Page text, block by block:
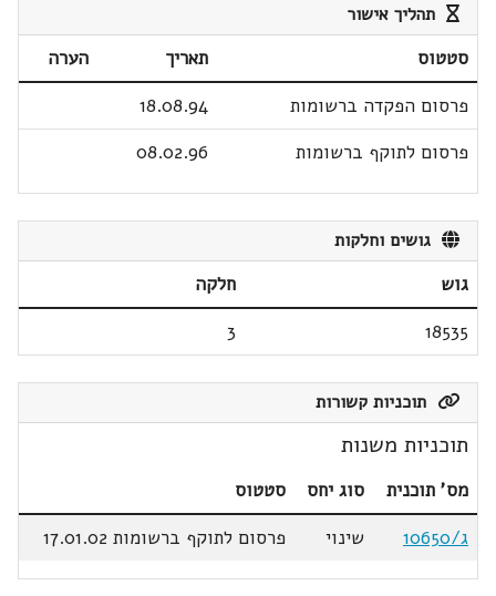
תהליך אישור
סטטוס תאריך
הערה
פרסום הפקדה ברשומות
18.08.94
פרסום לתוקף ברשומות
08.02.96
גושים וחלקות
גוש
חלקה
18535
3
תוכניות קשורות
תוכניות משנות
מס' תוכנית סוג יחס
סטטוס
ג/10650
שינוי פרסום לתוקף ברשומות 17.01.02